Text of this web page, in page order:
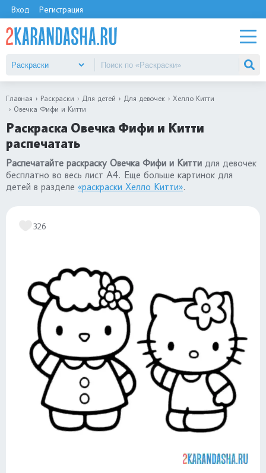
Вход Регистрация
Главная Раскраски Для детей Для девочек
Хелло Китти
Овечка Фифи и Китти
Раскраска Овечка Фифи и Китти
распечатать
Распечатайте раскраску Овечка Фифи и Китти для девочек
бесплатно во весь лист А4. Еще больше картинок для
детей в разделе «раскраски Хелло Китти».
326